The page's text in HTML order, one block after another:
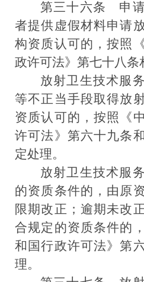
第三十六条 申请
者提供虚假材料申请
构资质认可的，按照
政许可法》 第七十八条
放射卫生技术服
等不正当手段取得放
资质认可的，按照
《
许可法》 第六十九条
定处理。
放射卫生技术服
的资质条件的，由原
限期改正；逾期未改
合规定的资质条件的
和国行政许可法》 第
理。